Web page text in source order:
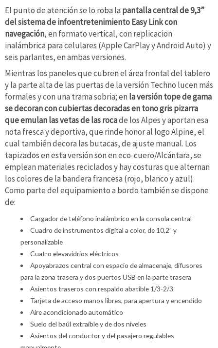
El punto de atención se lo roba la pantalla central de 9,3”
del sistema de infoentretenimiento Easy Link con
navegación, en formato vertical, con replicacion
inalámbrica para celulares (Apple CarPlay y Android Auto) y
seis parlantes, en ambas versiones.
Mientras los paneles que cubren el área frontal del tablero
y la parte alta de las puertas de la versión Techno lucen más
formales y con una trama sobria; en la versión tope de gama
se decoran con cubiertas decoradas en tono gris pizarra
que emulan las vetas de las rocade los Alpes y aportan esa
nota fresca y deportiva, que rinde honor al logo Alpine, el
cual también decora las butacas, de ajuste manual. Los
tapizados en esta versión son en eco-cuero/Alcántara, se
emplean materiales reciclados y hay costuras que alternan
los colores de la bandera francesa (rojo, blanco y azul).
Como parte del equipamiento a bordo también se dispone
de:
Cargador de teléfono inalámbrico en la consola central
Cuadro de instrumentos digital a color, de 10,2” y
personalizable
Cuatro elevavidrios eléctricos
Apoyabrazos central con espacio de almacenaje, difusores
para la zona trasera y dos puertos USB en la parte trasera
Asientos traseros con respaldo abatible 1/3-2/3
Tarjeta de acceso manos libres, para apertura y encendido
Aire acondicionado automático
Suelo del baúl extraíble y de dos niveles
Asientos del conductor y del pasajero regulables